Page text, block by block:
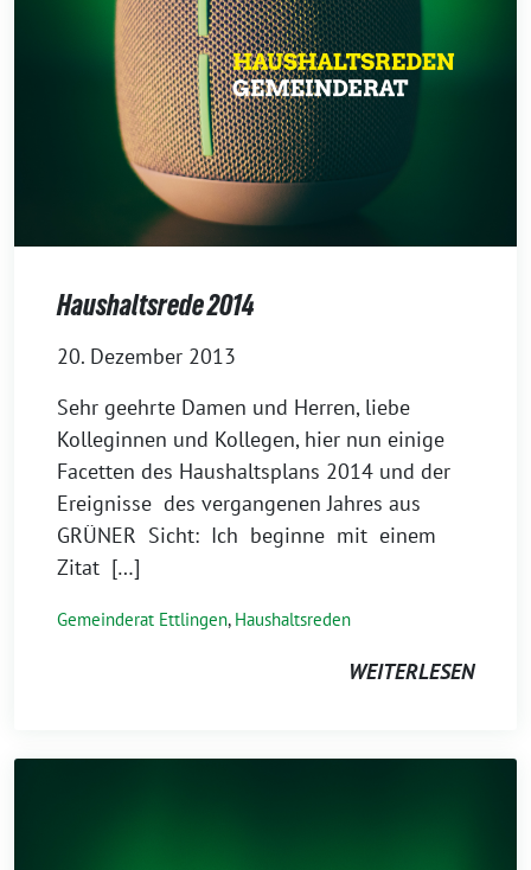
Haushaltsrede 2014
20. Dezember 2013
Sehr geehrte Damen und Herren, liebe
Kolleginnen und Kollegen, hier nun einige
Facetten des Haushaltsplans 2014 und der
Ereignisse des vergangenen Jahres aus
GRÜNER Sicht: Ich beginne mit einem
Zitat […]
Gemeinderat Ettlingen, Haushaltsreden
WEITERLESEN